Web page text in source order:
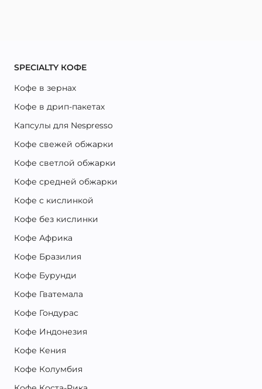
SPECIALTY КОФЕ
Кофе в зернах
Кофе в дрип-пакетах
Капсулы для Nespresso
Кофе свежей обжарки
Кофе светлой обжарки
Кофе средней обжарки
Кофе с кислинкой
Кофе без кислинки
Кофе Африка
Кофе Бразилия
Кофе Бурунди
Кофе Гватемала
Кофе Гондурас
Кофе Индонезия
Кофе Кения
Кофе Колумбия